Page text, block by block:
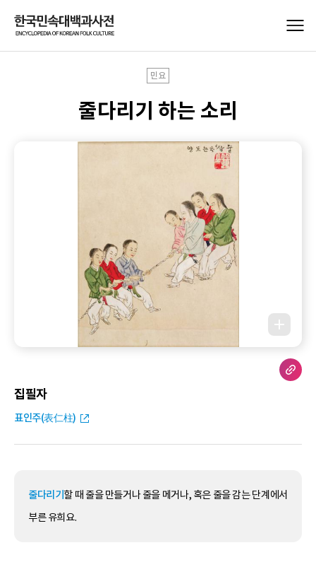
민요
줄다리기 하는 소리
집필자
표인주(表仁柱)
줄다리기 할 때 줄을 만들거나 줄을 메거나, 혹은 줄을 감는 단계에서
부른 유희요.